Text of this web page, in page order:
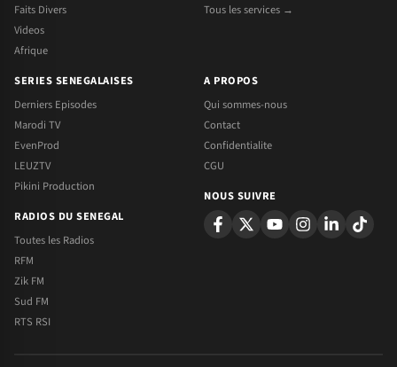
Faits Divers
Videos
Afrique
Tous les services →
SERIES SENEGALAISES
Derniers Episodes
Marodi TV
EvenProd
LEUZTV
Pikini Production
RADIOS DU SENEGAL
Toutes les Radios
RFM
Zik FM
Sud FM
RTS RSI
A PROPOS
Qui sommes-nous
Contact
Confidentialite
CGU
NOUS SUIVRE